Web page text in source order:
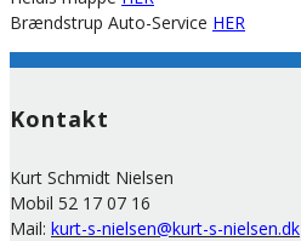
Brændstrup Auto-Service HER
Kontakt
Kurt Schmidt Nielsen
Mobil 52 17 07 16
Mail: kurt-s-nielsen@kurt-s-nielsen.dk